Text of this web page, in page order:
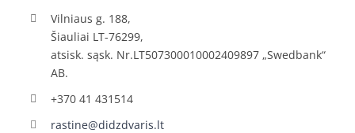
Vilniaus g. 188,
Šiauliai LT-76299,
atsisk. sąsk. Nr.LT507300010002409897 „Swedbank“
AB.
+370 41 431514
rastine@didzdvaris.lt